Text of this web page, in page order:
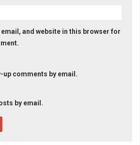
email, and website in this browser for
up comments by email.
by email.